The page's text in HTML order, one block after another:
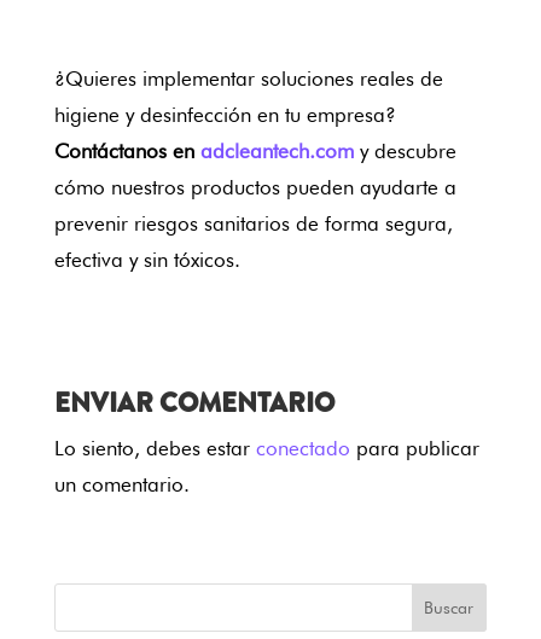
¿Quieres implementar soluciones reales de
higiene y desinfección en tu empresa?
Contáctanos en adcleantech.comy descubre
cómo nuestros productos pueden ayudarte a
prevenir riesgos sanitarios de forma segura,
efectiva y sin tóxicos.
ENVIAR COMENTARIO
Lo siento, debes estar conectado para publicar
un comentario.
Buscar